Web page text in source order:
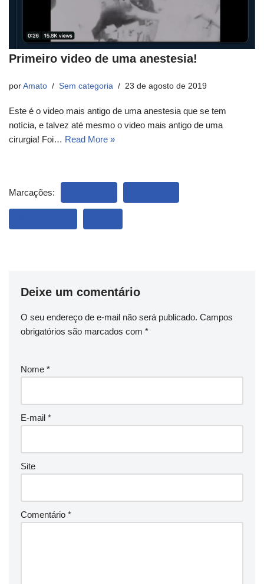
Primeiro video de uma anestesia!
por Amato Sem categoria 23 de agosto de 2019
Este é o video mais antigo de uma anestesia que se tem
notícia, e talvez até mesmo o video mais antigo de uma
cirurgia! Foi… Read More »
Marcações:
Deixe um comentário
O seu endereço de e-mail não será publicado. Campos
obrigatórios são marcados com *
Nome *
E-mail *
Site
Comentário *